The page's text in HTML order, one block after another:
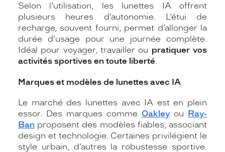
Selon l’utilisation, les lunettes IA offrent
plusieurs heures d’autonomie. L’étui de
recharge, souvent fourni, permet d’allonger la
durée d’usage pour une journée complète.
Idéal pour voyager, travailler ou pratiquer vos
activités sportives en toute liberté.
Marques et modèles de lunettes avec IA
Le marché des lunettes avec IA est en plein
essor. Des marques comme Oakley ou Ray-
Ban proposent des modèles fiables, associant
design et technologie. Certaines privilégient le
style urbain, d’autres la robustesse sportive.